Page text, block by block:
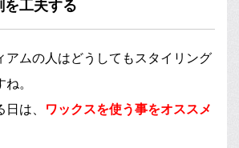
を工夫する
アムの人はどうしてもスタイリング
。
は、
ワックスを使う事をオススメ